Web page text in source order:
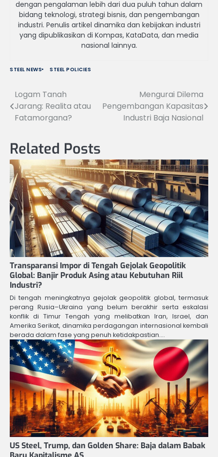
dengan pengalaman lebih dari dua puluh tahun dalam
bidang teknologi, strategi bisnis, dan pengembangan
industri. Penulis artikel dinamika dan kebijakan industri
yang dipublikasikan di Kompas, KataData, dan media
nasional lainnya.
STEEL NEWS STEEL POLICIES
Navigasi
pos
Logam Tanah
Jarang: Realita atau
Fatamorgana?
Mengurai Dilema
Pengembangan Kapasitas
Industri Baja Nasional
Related Posts
Transparansi Impor di Tengah Gejolak Geopolitik
Global: Banjir Produk Asing atau Kebutuhan Riil
Industri?
Di tengah meningkatnya gejolak geopolitik global, termasuk
perang Rusia–Ukraina yang belum berakhir serta eskalasi
konflik di Timur Tengah yang melibatkan Iran, Israel, dan
Amerika Serikat, dinamika perdagangan internasional kembali
berada dalam fase yang penuh ketidakpastian.…
US Steel, Trump, dan Golden Share: Baja dalam Babak